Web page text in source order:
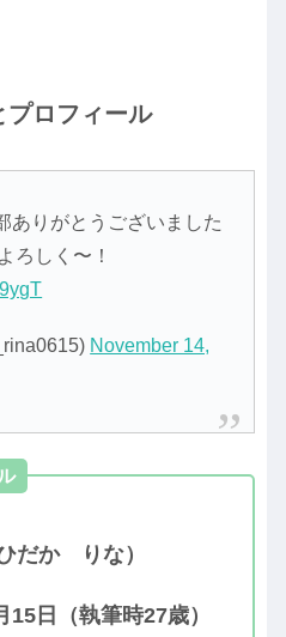
プロフィール
ありがとうございました
ろしく〜！
November 14,
だか りな）
日（執筆時27歳）